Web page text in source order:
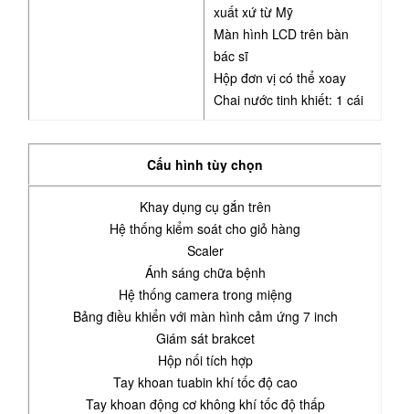
xuất xứ từ Mỹ
Màn hình LCD trên bàn
bác sĩ
Hộp đơn vị có thể xoay
Chai nước tinh khiết: 1 cái
Cấu hình tùy chọn
Khay dụng cụ gắn trên
Hệ thống kiểm soát cho giỏ hàng
Scaler
Ánh sáng chữa bệnh
Hệ thống camera trong miệng
Bảng điều khiển với màn hình cảm ứng 7 inch
Giám sát brakcet
Hộp nối tích hợp
Tay khoan tuabin khí tốc độ cao
Tay khoan động cơ không khí tốc độ thấp